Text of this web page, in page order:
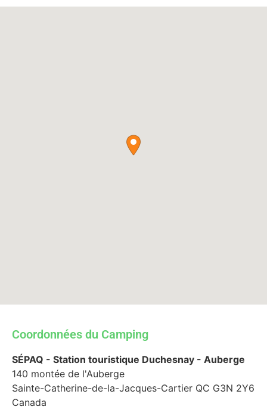
Coordonnées du Camping
SÉPAQ - Station touristique Duchesnay - Auberge
140 montée de l'Auberge
Sainte-Catherine-de-la-Jacques-Cartier QC G3N 2Y6
Canada